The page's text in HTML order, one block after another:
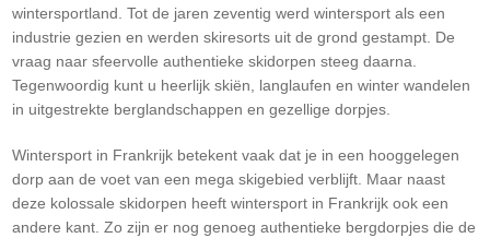
wintersportland. Tot de jaren zeventig werd wintersport als een
industrie gezien en werden skiresorts uit de grond gestampt. De
vraag naar sfeervolle authentieke skidorpen steeg daarna.
Tegenwoordig kunt u heerlijk skiën, langlaufen en winter wandelen
in uitgestrekte berglandschappen en gezellige dorpjes.
Wintersport in Frankrijk betekent vaak dat je in een hooggelegen
dorp aan de voet van een mega skigebied verblijft. Maar naast
deze kolossale skidorpen heeft wintersport in Frankrijk ook een
andere kant. Zo zijn er nog genoeg authentieke bergdorpjes die de